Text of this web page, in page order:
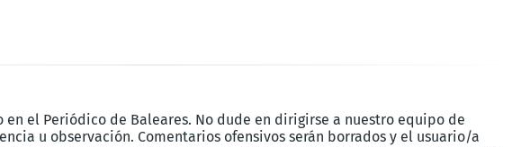
en el Periódico de Baleares. No dude en dirigirse a nuestro equipo de
u observación. Comentarios ofensivos serán borrados y el usuario/a